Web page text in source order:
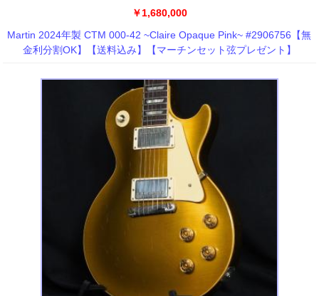
￥1,680,000
Martin 2024年製 CTM 000-42 ~Claire Opaque Pink~ #2906756【無
金利分割OK】【送料込み】【マーチンセット弦プレゼント】